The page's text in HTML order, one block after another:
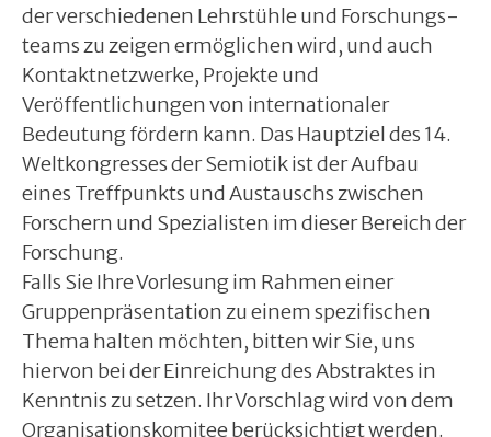
der verschiedenen Lehrstühle und Forschungs-
teams zu zeigen ermöglichen wird, und auch
Kontaktnetzwerke, Projekte und
Veröffentlichungen von internationaler
Bedeutung fördern kann. Das Hauptziel des 14.
Weltkongresses der Semiotik ist der Aufbau
eines Treffpunkts und Austauschs zwischen
Forschern und Spezialisten im dieser Bereich der
Forschung.
Falls Sie Ihre Vorlesung im Rahmen einer
Gruppenpräsentation zu einem spezifischen
Thema halten möchten, bitten wir Sie, uns
hiervon bei der Einreichung des Abstraktes in
Kenntnis zu setzen. Ihr Vorschlag wird von dem
Organisationskomitee berücksichtigt werden.